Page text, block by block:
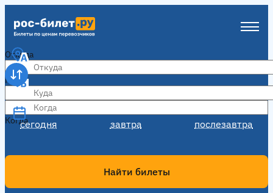
Откуда
Куда
Когда
сегодня завтра послезавтра
Когда
Найти билеты